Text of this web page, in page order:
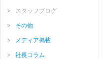
スタッフブログ
その他
メディア掲載
社長コラム